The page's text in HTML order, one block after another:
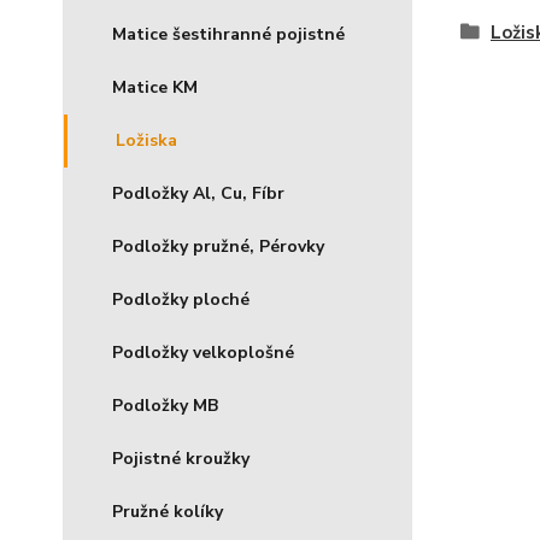
Matice šestihranné pojistné
Matice KM
Ložiska
Podložky Al, Cu, Fíbr
Podložky pružné, Pérovky
Podložky ploché
Podložky velkoplošné
Podložky MB
Pojistné kroužky
Pružné kolíky